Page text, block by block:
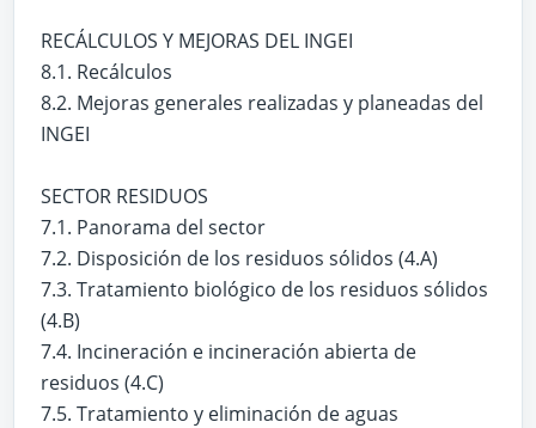
RECÁLCULOS Y MEJORAS DEL INGEI
8.1. Recálculos
8.2. Mejoras generales realizadas y planeadas del
INGEI
SECTOR RESIDUOS
7.1. Panorama del sector
7.2. Disposición de los residuos sólidos (4.A)
7.3. Tratamiento biológico de los residuos sólidos
(4.B)
7.4. Incineración e incineración abierta de
residuos (4.C)
7.5. Tratamiento y eliminación de aguas